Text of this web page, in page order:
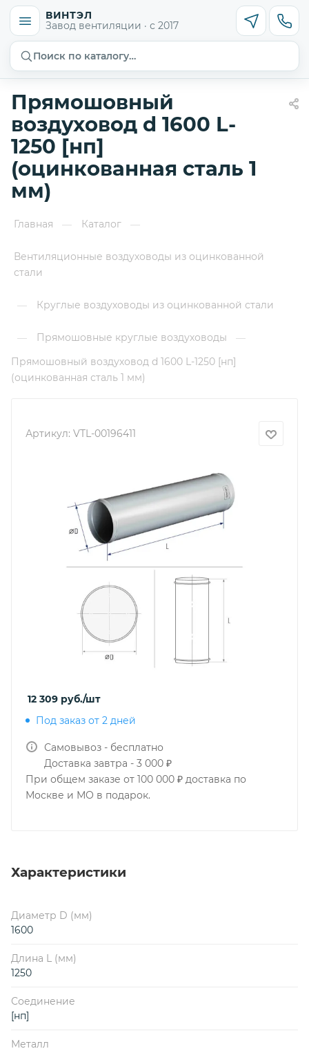
ВИНТЭЛ
Завод вентиляции · с 2017
Поиск по каталогу…
Прямошовный
воздуховод d 1600 L-
1250 [нп]
(оцинкованная сталь 1
мм)
Главная — Каталог —
Вентиляционные воздуховоды из оцинкованной
стали
— Круглые воздуховоды из оцинкованной стали
— Прямошовные круглые воздуховоды
—
Прямошовный воздуховод d 1600 L-1250 [нп]
(оцинкованная сталь 1 мм)
Артикул: VTL-00196411
12 309 руб./шт
Под заказ от 2 дней
Самовывоз - бесплатно
Доставка завтра - 3 000 ₽
При общем заказе от 100 000 ₽ доставка по
Москве и МО в подарок.
Характеристики
Диаметр D (мм)
1600
Длина L (мм)
1250
Соединение
[нп]
Металл